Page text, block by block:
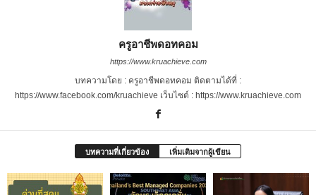
ครูอาชีพดอทคอม
https://www.kruachieve.com
บทความโดย : ครูอาชีพดอทคอม ติดตามได้ที่ :
https://www.facebook.com/kruachieve เว็บไซต์ : https://www.kruachieve.com
บทความที่เกี่ยวข้อง เพิ่มเติมจากผู้เขียน